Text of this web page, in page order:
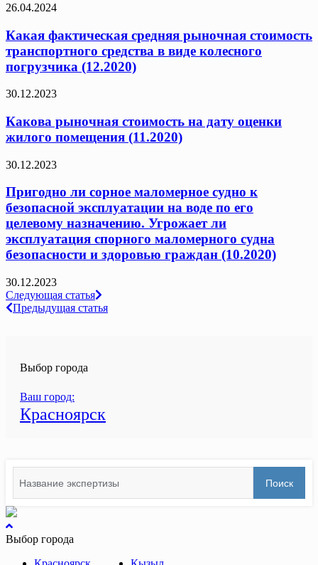
26.04.2024
Какая фактическая средняя рыночная стоимость
транспортного средства в виде колесного
погрузчика (12.2020)
30.12.2023
Какова рыночная стоимость на дату оценки
жилого помещения (11.2020)
30.12.2023
Пригодно ли сорное маломерное судно к
безопасной эксплуатации на воде по его
целевому назначению. Угрожает ли
эксплуатация спорного маломерного судна
безопасности и здоровью граждан (10.2020)
30.12.2023
Навигация
по
Следующая статья
Предыдущая статья
Выбор города
Ваш город:
Красноярск
for:
Поиск
вернуться
к
Выбор города